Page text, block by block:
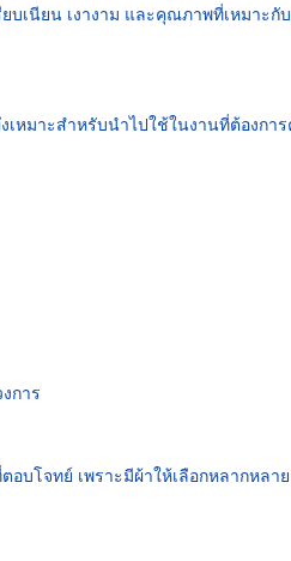
บเนียน เงางาม และคุณภาพที่เหมาะกั
หมาะสำหรับนำไปใช้ในงานที่ต้องกา
การ
อบโจทย์ เพราะมีผ้าให้เลือกหลากหลาย